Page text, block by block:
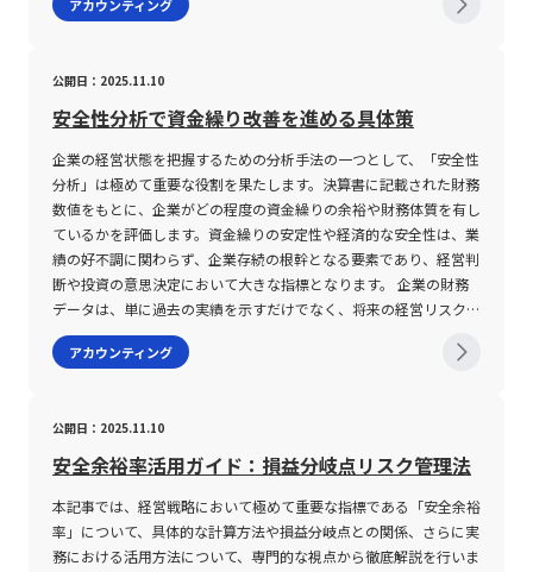
迅速な意思決定力と持続可能な成長を実現するための大きな武器と
す。特にM&Aの現場においては、対象企業の事業内容やキャッシュ
することが求められます。 また、各指標は単独では捉えきれない
企業の内情や経営戦略の背景があるため、経営指標を多角的に検証
って、これらの指標に加え、キャッシュフロー計算書やその他の会
計指標との併用も検討すべきであり、企業評価の精度向上に寄与し
ます。 20代のビジネスパーソンにおいては、今後のキャリア形成
や経営判断に直接影響を及ぼす可能性があるため、EBITとEBITDA
の違いとその背景をしっかりと理解し、実務に活かすことが肝要で
す。 以上の内容を踏まえ、企業の財務状況や投資対象の評価にお
いては、単なる数値としての捉え方ではなく、全体のビジネスモデ
ルや市場環境、さらには内部の経営戦略との関連性を十分に議論す
る姿勢が、今後のビジネスシーンでの成功につながると考えられま
管理は定量的な分析だけでなく、経営戦略上のリスクマネジメント
一般管理費（SG&A）は、企業の日常運営および市場での競争力確
保に不可欠な重要コスト項目である。 企業は、SG&A経費の正確な
実現するための戦略的アプローチが求められる。 本記事で示した
通り、SG&Aは固定費、変動費、半変動費が複合的に構成されるた
め、その構造を正確に理解することが経営判断に直結する。 ま
た、業界ごとの特性や個別企業の報告基準の違いも踏まえた上で、
他社との比較や将来的な経費予測を行う必要がある。 さらに、短
期的なコスト削減策と長期的な企業成長戦略とのバランスを取るこ
とが、経済環境の変化に対応し、持続可能な成長を実現する上で重
要である。 最新の会計ソフトウェアやERPシステムの導入によ
り、リアルタイムのデータ分析と効率的な費用管理が可能となり、
る意思決定プロセスの質を高める上で非常に有用であり、若手ビジ
ネスマンや経営層にとっても不可欠な知識となる。 経営環境がま
見直しと最適化は、企業が市場で持続的な競争優位性を保つための
必須条件である。 そのため、企業は積極的に最新の分析手法や財
務管理ツールを導入し、経費削減だけではなく、成長戦略と連動し
直しにおいては、税務リスクの評価が重要な判断要素となります。
合の一時的な措置や、特別事業再編計画に基づくM&Aの際の適用
猶予措置が設けられており、これらの経過措置に該当するか否か
て、対象となる企業は、改正の施行時期および過渡期間における具
体的な要件を正確に把握し、計画的な対応が求められます。 そし
て、外形標準課税に伴う会計処理や申告手続きについても慎重な検
討が必要です。法人事業税が損金算入として認められている場合、
従来の所得割部分は「法人税、住民税及び事業税」として処理され
ますが、付加価値割および資本割に該当する部分については、販売
費及び一般管理費（租税公課）として計上しなければならないた
め、会計上の仕訳や数字の整合性に十分注意を払う必要がありま
す。また、税務申告においては、必要な添付書類の種類や提出期限
ているe-TaxおよびeLTAXの利用が推奨されます。外形標準課税対象
法人の場合、財務データの正確な入力、別表の連携、さらに自動計
務の効率化が期待されます。特に、申告奉行iクラウドのようなシ
ステムは、入力作業の自動化、データ転記の正確性、さらには法的
要件との整合性を確保する点で、若手ビジネスマンを含めた実務担
上高が実際の売上高に占める割合を表し、次の式で表される。 (損
いと考えられる。さらに、安全余裕率と損益分岐点比率は足し合わ
せると必ず100%となるという性質を持っており、以下の関係式が
100－安全余裕率 この関係により、企業は両者のバランスを見なが
ら経営計画の修正や改善ポイントを明確にすることが可能となる。
安全余裕率改善の具体的方法 企業が財務面で継続的に成長・安定
を実現するためには、安全余裕率の向上が求められる。安全余裕率
が低い状態では、どんなに一時的に黒字であっても市場環境の変動
や突発的なリスクが発生した際に、業績悪化を招く可能性が高い。
ここでは、安全余裕率を改善するための3つの主要な方法について
詳しく解説する。 まず1つ目の方法は、売上高の増加である。売上
高を増加させるためには、既存顧客へのアップセルおよびクロスセ
ことで、単価の向上を実現しつつ、同時に顧客満足度の向上も期待
できる。ただし、売上増加施策を打ち出す際には、販売促進や広告
効果のバランスを慎重に評価する必要がある。 2つ目は、固定費の
削減である。固定費は売上高や生産量に関係なく一定の水準で発生
する費用であるため、これをいかに効率化するかが安全余裕率の改
な役割を果たしています。このため、ハードルレートは企業の内部
層にとって不可欠な指標となっています。 近年の金融市場は、金
利の変動や地政学的リスク、さらには新型技術の出現など、様々な
トを適切に設定するためには、企業固有の資本構造や財務状況のみ
ならず、グローバルな経済情勢や市場の期待値も総合的に考慮する
必要があります。例えば、長期国債の利回りが低下する局面では、
リスクフリー・レートが低水準で推移するため、理論上は投資対象
のリスクプレミアムが高まる可能性があります。このような環境下
においても、ハードルレートは企業が確実な収益を上げるための指
標として、投資案件の採否判断に寄与する役割を保持しています。
また、投資判断における手法として、「正味現在価値NPV(Net
Present Value)」や「内部収益率IRR(Internal Rate of Return)」とい
に値すると判断されます。逆に、これらの指標がハードルレートを
下回る場合は、リスクが高い、もしくは予想されるキャッシュフロ
す。このように、ハードルレートは単なる数字ではなく、経営戦略
や財務管理における多角的な指標の一つとして位置付けられていま
す。 ハードルレートの注意点 ハードルレートを投資判断に活用す
れた控除制度や経費計上のルールを最大限に活用し、課税対象とな
容や生活状況に応じた制度を選択して利用するものがある。例え
ば、給与所得者の場合、特定支出控除は職務遂行上必要な出費を経
控除対象となる。また、個人事業主においては、青色申告特別控除
や事業専従者への給与支払といった制度が存在し、細かい経費計上
を通じて課税所得を下げる取り組みが可能となる。これにより、同
じ収入であっても実際に納める税金の額を大幅に削減できるため、
結果的に手取り収入の向上に寄与する。 控除制度には大別して
「所得控除」と「税額控除」の二つが存在する。所得控除は、収入
から一定の金額を差し引くことで課税対象となる所得を減少させる
ものであり、例えば配偶者控除や扶養控除、医療費控除、生命保険
料控除などが該当する。一方、税額控除は、既に算出された税額か
いとされ、計画的な制度利用が求められる。 最新の税制改正によ
り扶養控除の所得要件が引き上げられるなど、過去からの制度変更
資産形成において極めて重要である。制度内容自体も、住宅ローン
控除やふるさと納税、配当控除など、新たな制度の導入や改正が随
時行われているため、常に最新情報をキャッチアップしながら、各
アカウンティング
公開日：2025.11.10
安全性分析で資金繰り改善を進める具体策
企業の経営状態を把握するための分析手法の一つとして、「安全性
分析」は極めて重要な役割を果たします。決算書に記載された財務
数値をもとに、企業がどの程度の資金繰りの余裕や財務体質を有し
ているかを評価します。資金繰りの安定性や経済的な安全性は、業
績の好不調に関わらず、企業存続の根幹となる要素であり、経営判
断や投資の意思決定において大きな指標となります。 企業の財務
データは、単に過去の実績を示すだけでなく、将来の経営リスクや
成長可能性を示唆する材料としても重要です。特に20代という若
手ビジネスマンにとって、企業の安全性分析の基本概念を理解する
れている代表的な5つの指標について、各指標の計算方法や活用
法、さらに分析を行う際の留意点を解説します。 安全性分析とは
ために、決算書に記載された各種財務諸表の数値を統合的に評価す
る手法です。企業活動は、市場環境や経済情勢の変動、内部要因な
ど様々な影響を受けますが、こうした経営リスクや外部ショックに
アカウンティング
公開日：2025.11.10
安全余裕率活用ガイド：損益分岐点リスク管理法
本記事では、経営戦略において極めて重要な指標である「安全余裕
率」について、具体的な計算方法や損益分岐点との関係、さらに実
務における活用方法について、専門的な視点から徹底解説を行いま